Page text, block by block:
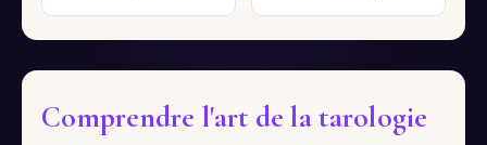
Comprendre l'art de la tarologie